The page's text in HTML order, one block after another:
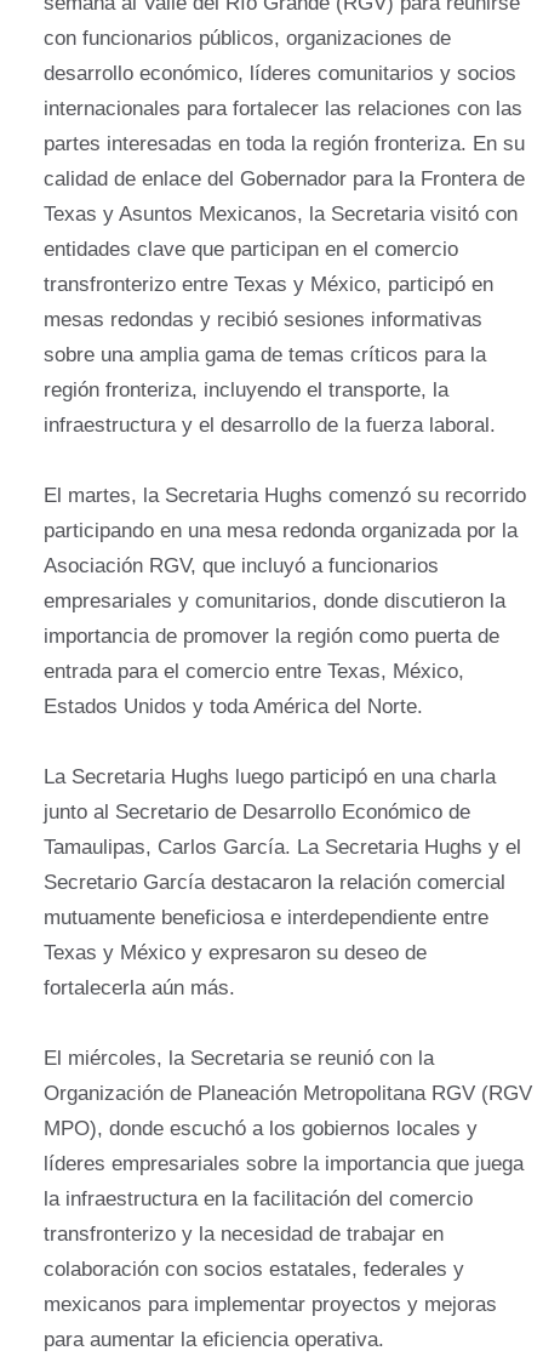
con funcionarios públicos, organizaciones de
desarrollo económico, líderes comunitarios y socios
internacionales para fortalecer las relaciones con las
partes interesadas en toda la región fronteriza. En su
calidad de enlace del Gobernador para la Frontera de
Texas y Asuntos Mexicanos, la Secretaria visitó con
entidades clave que participan en el comercio
transfronterizo entre Texas y México, participó en
mesas redondas y recibió sesiones informativas
sobre una amplia gama de temas críticos para la
región fronteriza, incluyendo el transporte, la
infraestructura y el desarrollo de la fuerza laboral.
El martes, la Secretaria Hughs comenzó su recorrido
participando en una mesa redonda organizada por la
Asociación RGV, que incluyó a funcionarios
empresariales y comunitarios, donde discutieron la
importancia de promover la región como puerta de
entrada para el comercio entre Texas, México,
Estados Unidos y toda América del Norte.
La Secretaria Hughs luego participó en una charla
junto al Secretario de Desarrollo Económico de
Tamaulipas, Carlos García. La Secretaria Hughs y el
Secretario García destacaron la relación comercial
mutuamente beneficiosa e interdependiente entre
Texas y México y expresaron su deseo de
fortalecerla aún más.
El miércoles, la Secretaria se reunió con la
Organización de Planeación Metropolitana RGV (RGV
MPO), donde escuchó a los gobiernos locales y
líderes empresariales sobre la importancia que juega
la infraestructura en la facilitación del comercio
transfronterizo y la necesidad de trabajar en
colaboración con socios estatales, federales y
mexicanos para implementar proyectos y mejoras
para aumentar la eficiencia operativa.